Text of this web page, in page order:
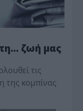
ζωή μας
τις
της κο­μπίνας